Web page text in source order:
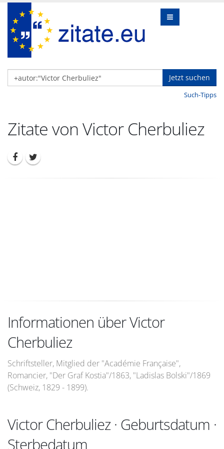
Jetzt suchen
Such-Tipps
Zitate von Victor Cherbuliez
Informationen über Victor
Cherbuliez
Schriftsteller, Mitglied der "Académie Française",
Romancier, "Der Graf Kostia"/1863, "Ladislas Bolski"/1869
(Schweiz, 1829 - 1899).
Victor Cherbuliez · Geburtsdatum ·
Sterbedatum